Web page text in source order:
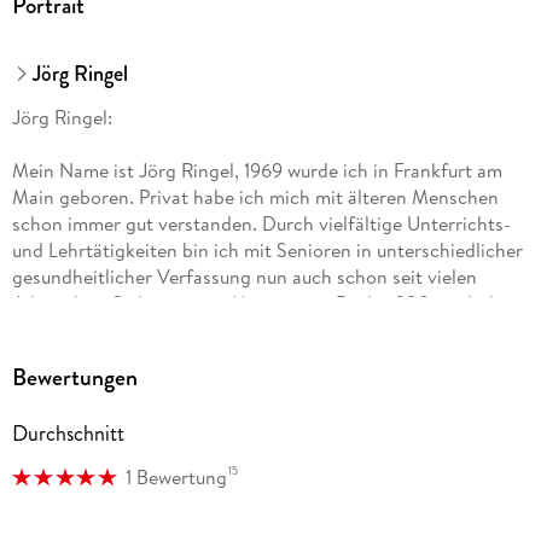
Jörg Ringel
Jörg Ringel:
Mein Name ist Jörg Ringel, 1969 wurde ich in Frankfurt am
Main geboren. Privat habe ich mich mit älteren Menschen
schon immer gut verstanden. Durch vielfältige Unterrichts-
und Lehrtätigkeiten bin ich mit Senioren in unterschiedlicher
gesundheitlicher Verfassung nun auch schon seit vielen
Jahren beruflich vertraut. Mit meinem Buch >280 verdrehte
auf die unterschiedlichen Bedürfnisse und Fähigkeiten der
Es grüßt recht herzlich - Jörg Ringel
Bewertungen
Durchschnitt
1 Bewertung15